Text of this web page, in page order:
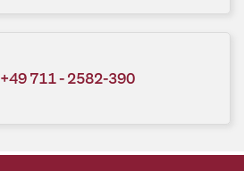
+49 711 - 2582-390